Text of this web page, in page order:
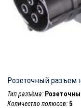
Розеточный разъем
Тип разъёма:
Количество полюсов: 5